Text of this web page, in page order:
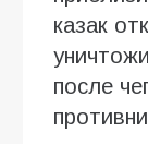
казак
после